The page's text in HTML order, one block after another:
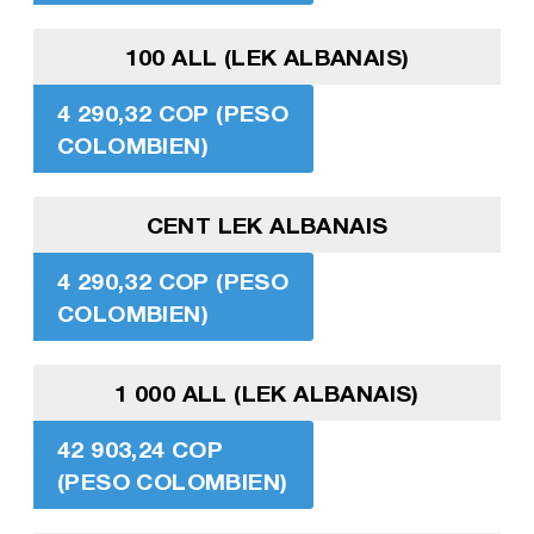
100 ALL (LEK ALBANAIS)
4 290,32 COP (PESO
COLOMBIEN)
CENT LEK ALBANAIS
4 290,32 COP (PESO
COLOMBIEN)
1 000 ALL (LEK ALBANAIS)
42 903,24 COP
(PESO COLOMBIEN)